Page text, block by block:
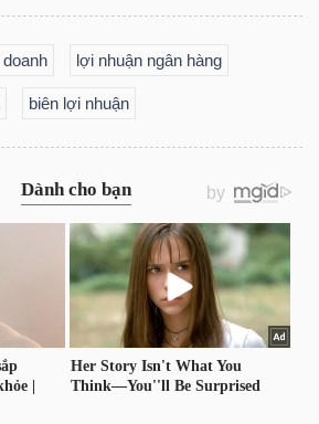
lợi nhuận ngân hàng
biên lợi nhuận